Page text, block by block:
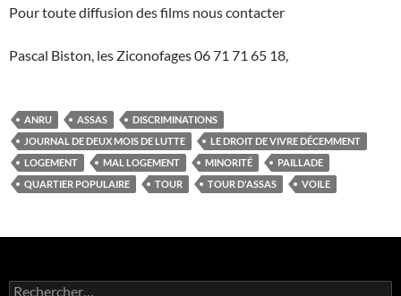
Pour toute diffusion des films nous contacter
Pascal Biston, les Ziconofages 06 71 71 65 18,
ANRU ASSAS
DISCRIMINATIONS
JOURNAL DE DEUX MOIS DE LUTTE
LE DROIT DE VIVRE DÉCEMMENT
LOGEMENT
MAL LOGEMENT MINORITÉ
PAILLADE
QUARTIER POPULAIRE
TOUR TOUR D'ASSAS VOILE
Rechercher :